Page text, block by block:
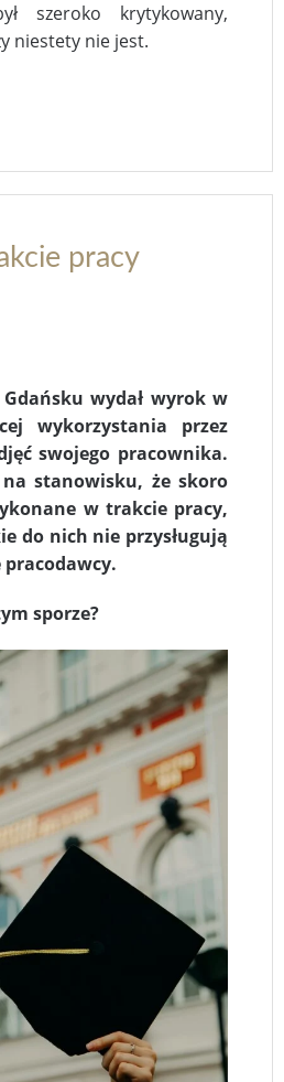
szeroko krytykowany,
niestety nie jest.
pracy
wydał wyrok w
wykorzystania przez
swojego pracownika.
na stanowisku, że skoro
w trakcie pracy,
do nich nie przysługują
pracodawcy.
sporze?